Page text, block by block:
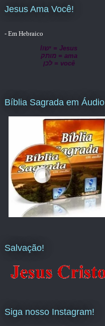
Jesus Ama Você!
- Em Hebraico
lישו = Jesus
מותק = ama
לכן = você
Bíblia Sagrada em Áudio
Salvação!
Siga nosso Instagram!